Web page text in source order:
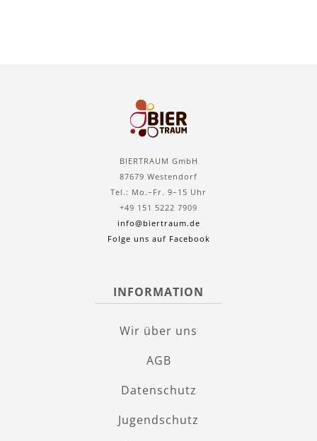
BIERTRAUM GmbH
87679 Westendorf
Tel.: Mo.–Fr. 9–15 Uhr
+49 151 5222 7909
info@biertraum.de
Folge uns auf Facebook
INFORMATION
Wir über uns
AGB
Datenschutz
Jugendschutz